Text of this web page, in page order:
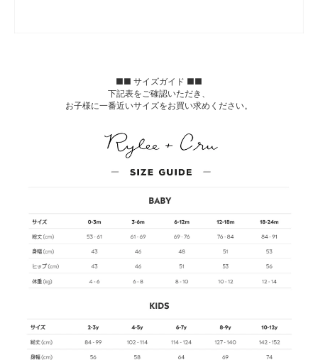
■■ サイズガイド ■■
下記表をご確認いただき、
お子様に一番近いサイズをお買い求めください。